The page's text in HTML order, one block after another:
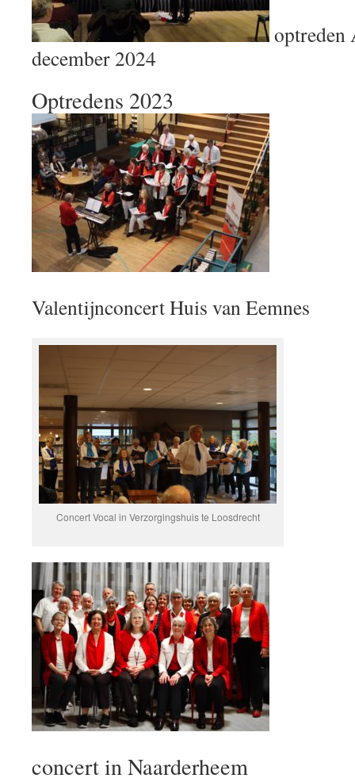
optreden
december 2024
Optredens 2023
Valentijnconcert Huis van Eemnes
Concert Vocal in Verzorgingshuis te Loosdrecht
concert in Naarderheem